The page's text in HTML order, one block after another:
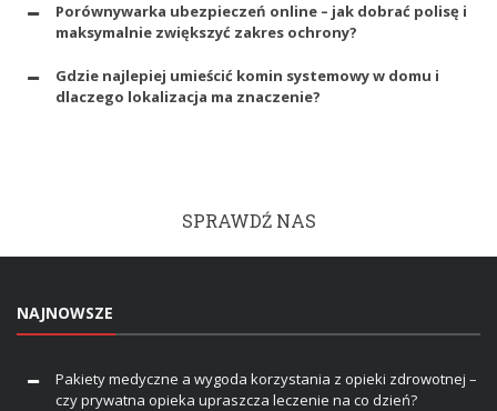
Porównywarka ubezpieczeń online – jak dobrać polisę i
maksymalnie zwiększyć zakres ochrony?
Gdzie najlepiej umieścić komin systemowy w domu i
dlaczego lokalizacja ma znaczenie?
SPRAWDŹ NAS
NAJNOWSZE
Pakiety medyczne a wygoda korzystania z opieki zdrowotnej –
czy prywatna opieka upraszcza leczenie na co dzień?